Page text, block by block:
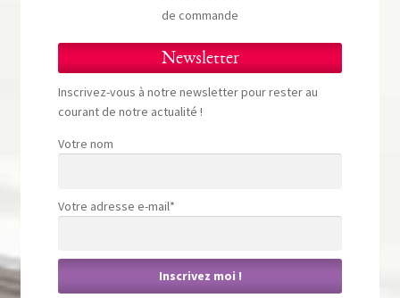
de commande
Newsletter
Inscrivez-vous à notre newsletter pour rester au
courant de notre actualité !
Votre nom
Votre adresse e-mail*